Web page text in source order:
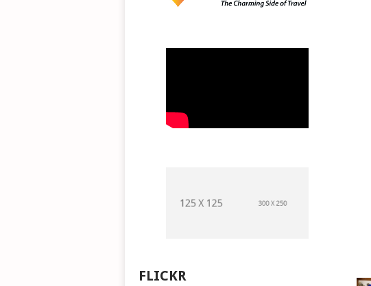
FLICKR